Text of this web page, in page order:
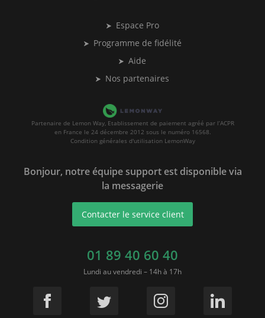
Espace Pro
Programme de fidélité
Aide
Nos partenaires
Partenaire de Lemon Way, Etablissement de paiement agréé par l’ACPR
en France le 24 décembre 2012 sous le numéro 16568.
Condition générales d'utilisation LemonWay
Bonjour, notre équipe support est disponible via
la messagerie
Contacter le service client
01 89 40 60 40
Lundi au vendredi – 14h à 17h